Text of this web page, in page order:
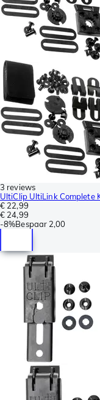
3 reviews
UltiClip UltiLink Complete
€ 22,99
€ 24,99
-8%Bespaar 2,00